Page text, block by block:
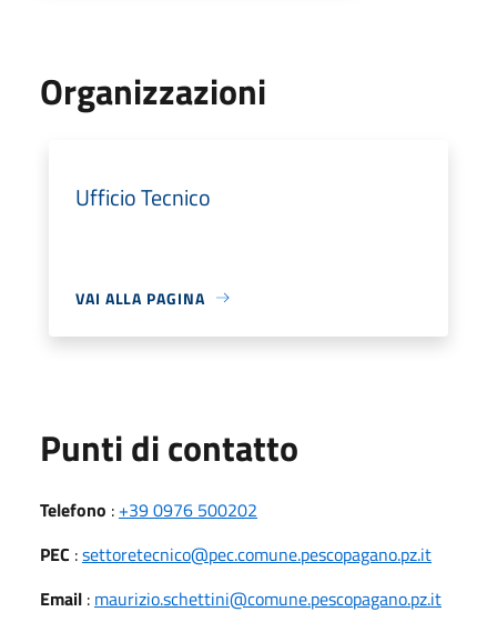
Organizzazioni
Ufficio Tecnico
VAI ALLA PAGINA
Punti di contatto
Telefono : +39 0976 500202
PEC :settoretecnico@pec.comune.pescopagano.pz.it
Email : maurizio.schettini@comune.pescopagano.pz.it